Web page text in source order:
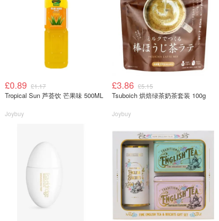
£0.89 £1.17
Tropical Sun 芦荟饮 芒果味 500ML
Joybuy
£3.86 £5.15
Tsuboich 烘焙绿茶奶茶套装 100g
Joybuy